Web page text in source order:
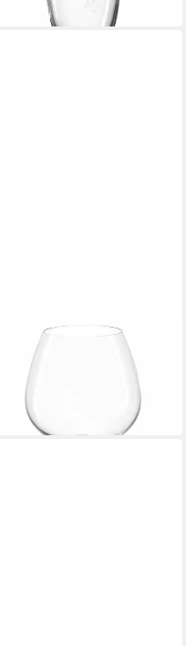
leider ausverkauft
MONTANA-GLAS
Cognacglas :pure Schwenker
40ml, Glas
30,39 €
lieferbar - in 3-4 Werktagen bei dir